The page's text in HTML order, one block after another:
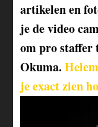
artikelen en
je de video
om pro staffer
Okuma.
je exact zien